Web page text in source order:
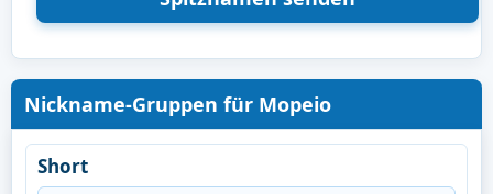
Nickname-Gruppen für Mopeio
Short